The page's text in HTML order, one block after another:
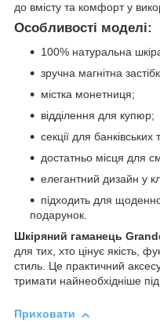
до вмісту та комфорт у
Особливості моделі:
100% натуральна
зручна магнітна
містка монетниця;
відділення для купюр;
секції для
достатньо місця для
елегантний дизайн у
підходить для
подарунок.
Шкіряний гаманець
для тих, хто цінує якість,
стиль. Це практичний
тримати найнеобхідніше
Приховати